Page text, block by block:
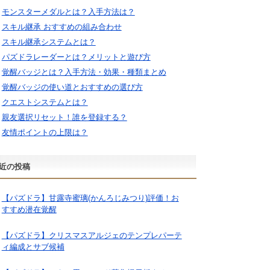
モンスターメダルとは？入手方法は？
スキル継承 おすすめの組み合わせ
スキル継承システムとは？
パズドラレーダーとは？メリットと遊び方
覚醒バッジとは？入手方法・効果・種類まとめ
覚醒バッジの使い道とおすすめの選び方
クエストシステムとは？
親友選択リセット！誰を登録する？
友情ポイントの上限は？
の投稿
【パズドラ】甘露寺蜜璃(かんろじみつり)評価！お
すすめ潜在覚醒
【パズドラ】クリスマスアルジェのテンプレパーテ
ィ編成とサブ候補